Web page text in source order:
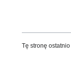
Tę stronę